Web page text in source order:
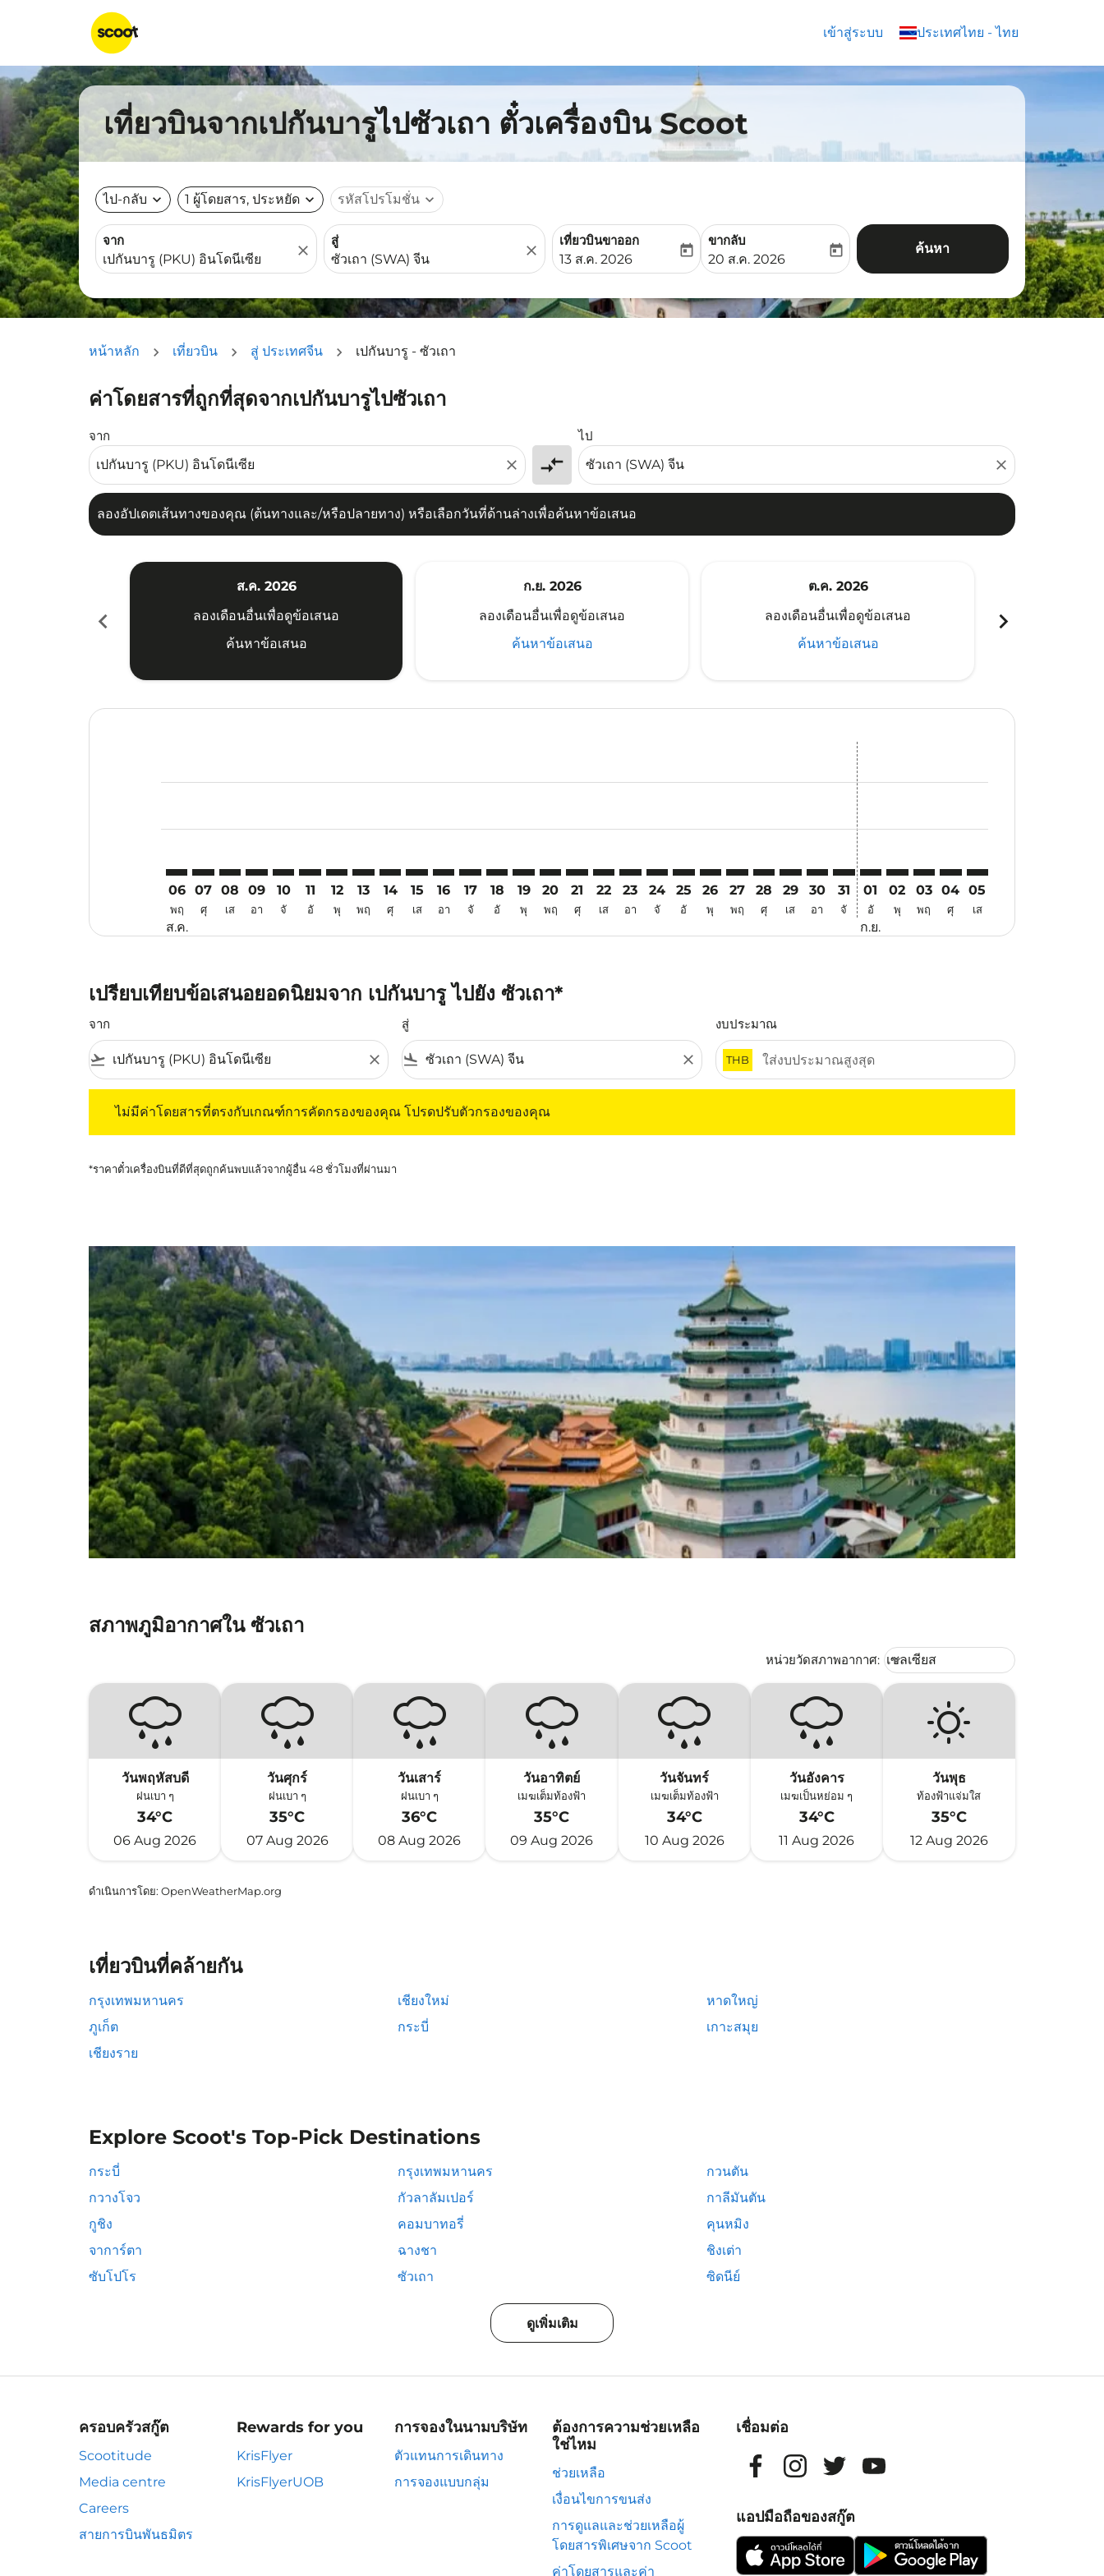
เข้าสู่ระบบ ประเทศไทย - ไทย
keyboard_arrow_down
เที่ยวบินจากเปกันบารูไปซัวเถา ตั๋วเครื่องบิน Scoot
ไป-กลับ expand_more 1 ผู้โดยสาร, ประหยัด expand_more รหัสโปรโมชั่น expand_more
จาก
close
สู่
close
เที่ยวบินขาออก
fc-booking-departure-date-aria-label
13 ส.ค. 2026
today
ขากลับ
fc-booking-return-date-aria-label
20 ส.ค. 2026
today ค้นหา
หน้าหลัก เที่ยวบิน สู่ ประเทศจีน เปกันบารู - ซัวเถา
ค่าโดยสารที่ถูกที่สุดจากเปกันบารูไปซัวเถา
จาก
close compare_arrows
ไป
close
ลองอัปเดตเส้นทางของคุณ (ต้นทางและ/หรือปลายทาง) หรือเลือกวันที่ด้านล่างเพื่อค้นหาข้อเสนอ
ลองอัปเดตเส้นทางของคุณ (ต้นทางและ/หรือปลายทาง) หรือเลือกวันที่ด้านล่างเพื่อค้นหาข้อเสนอ
chevron_left
ส.ค. 2026
ลองเดือนอื่นเพื่อดูข้อเสนอ
ค้นหาข้อเสนอ
ก.ย. 2026
ลองเดือนอื่นเพื่อดูข้อเสนอ
ค้นหาข้อเสนอ
ต.ค. 2026
ลองเดือนอื่นเพื่อดูข้อเสนอ
ค้นหาข้อเสนอ
chevron_right
06
พฤ
ส.ค.
07
ศุ
08
เส
09
อา
10
จั
11
อั
12
พุ
13
พฤ
14
ศุ
15
เส
16
อา
17
จั
18
อั
19
พุ
PKU–SWA: cmp-view-offers-disclaimer. ค้นหาข้อเสนอ
20
พฤ
PKU–SWA: cmp-view-offers-disclaimer. ค้นหาข้อเสนอ
21
ศุ
PKU–SWA: cmp-view-offers-disclaimer. ค้นหาข้อเสนอ
22
เส
PKU–SWA: cmp-view-offers-disclaimer. ค้นหาข้อเสนอ
23
อา
PKU–SWA: cmp-view-offers-disclaimer. ค้นหาข้อเสนอ
24
จั
PKU–SWA: cmp-view-offers-disclaimer. ค้นหาข้อเสนอ
25
อั
PKU–SWA: cmp-view-offers-disclaimer. ค้นหาข้อเสนอ
26
พุ
PKU–SWA: cmp-view-offers-disclaimer. ค้นหาข้อเสนอ
27
พฤ
PKU–SWA: cmp-view-offers-disclaimer. ค้นหาข้อเสนอ
28
ศุ
PKU–SWA: cmp-view-offers-disclaimer. ค้นหาข้อเสนอ
29
เส
PKU–SWA: cmp-view-offers-disclaimer. ค้นหาข้อ
30
อา
PKU–SWA: cmp-view-offers-disclaimer. ค้น
31
จั
01
อั
ก.ย.
02
พุ
03
พฤ
04
ศุ
05
เส
เปรียบเทียบข้อเสนอยอดนิยมจาก เปกันบารู ไปยัง ซัวเถา*
จาก
flight_takeoff close
สู่
flight_land close
งบประมาณ
THB
ไม่มีค่าโดยสารที่ตรงกับเกณฑ์การคัดกรองของคุณ โปรดปรับตัวกรองของคุณ
*ราคาตั๋วเครื่องบินที่ดีที่สุดถูกค้นพบแล้วจากผู้อื่น 48 ชั่วโมงที่ผ่านมา
สภาพภูมิอากาศใน ซัวเถา
หน่วยวัดสภาพอากาศ: Weather unit option เซลเซียส
เซลเซียส
keyboard_arrow_down
วันพฤหัสบดี
ฝนเบา ๆ
34°C
06 Aug 2026
วันศุกร์
ฝนเบา ๆ
35°C
07 Aug 2026
วันเสาร์
ฝนเบา ๆ
36°C
08 Aug 2026
วันอาทิตย์
เมฆเต็มท้องฟ้า
35°C
09 Aug 2026
วันจันทร์
เมฆเต็มท้องฟ้า
34°C
10 Aug 2026
วันอังคาร
เมฆเป็นหย่อม ๆ
34°C
11 Aug 2026
วันพุธ
ท้องฟ้าแจ่มใส
35°C
12 Aug 2026
ดำเนินการโดย: OpenWeatherMap.org
เที่ยวบินที่คล้ายกัน
กรุงเทพมหานคร เชียงใหม่
หาดใหญ่
ภูเก็ต
กระบี่
เกาะสมุย
เชียงราย
Explore Scoot's Top-Pick Destinations
กระบี่ กรุงเทพมหานคร
กวนตัน
กวางโจว
กัวลาลัมเปอร์
กาลีมันตัน
กูชิง
คอมบาทอรี่
คุนหมิง
จาการ์ตา
ฉางชา
ชิงเต่า
ซับโปโร
ซัวเถา ซิดนีย์
ดูเพิ่มเติม
ครอบครัวสกู๊ต
Scootitude
Media centre
Careers
สายการบินพันธมิตร
Rewards for you
KrisFlyer
KrisFlyerUOB
การจองในนามบริษัท
ตัวแทนการเดินทาง
การจองแบบกลุ่ม
ต้องการความช่วยเหลือ
ใช่ไหม
ช่วยเหลือ
เงื่อนไขการขนส่ง
การดูแลและช่วยเหลือผู้
โดยสารพิเศษจาก Scoot
ค่าโดยสารและค่า
เชื่อมต่อ
แอปมือถือของสกู๊ต